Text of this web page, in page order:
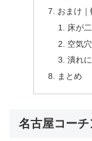
おまけ
床が
空気
潰れ
まとめ
名古屋コー